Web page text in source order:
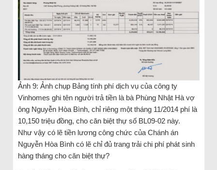
Ảnh 9: Ảnh chụp Bảng tính phí dịch vụ của công ty
Vinhomes ghi tên người trả tiền là bà Phùng Nhật Hà vợ
ông Nguyễn Hòa Bình, chỉ riêng một tháng 11/2014 phí là
10,150 triệu đồng, cho căn biệt thự số BL09-02 này.
Như vậy có lẽ tiền lương công chức của Chánh án
Nguyễn Hòa Bình có lẽ chỉ đủ trang trải chi phí phát sinh
hàng tháng cho căn biệt thự?